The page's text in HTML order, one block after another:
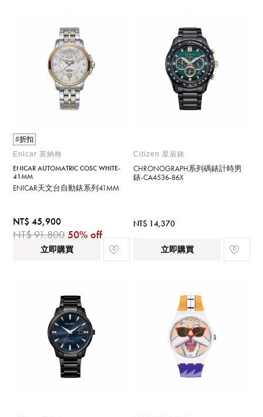
#折扣
Enicar 英納格
ENICAR AUTOMATRIC COSC WHITE-
41MM
ENICAR天文台自動錶系列41MM
NT$ 45,900
NT$ 91,800 50% off
立即購買
Citizen 星辰錶
CHRONOGRAPH系列碼錶計時男
錶-CA4536-86X
NT$ 14,370
立即購買